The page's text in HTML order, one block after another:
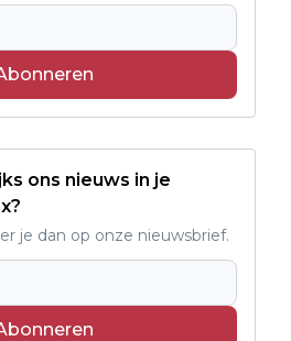
ons nieuws in je
je dan op onze nieuwsbrief.